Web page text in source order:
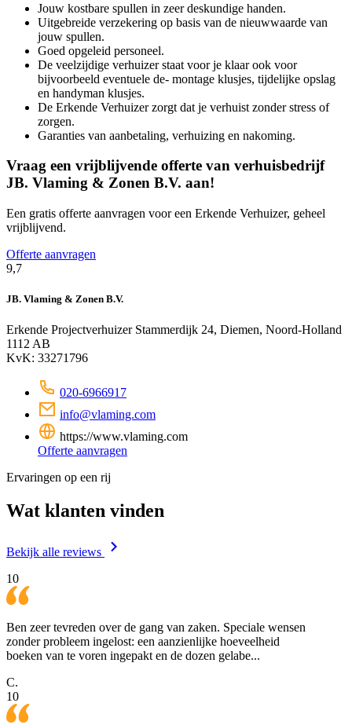
Jouw kostbare spullen in zeer deskundige handen.
Uitgebreide verzekering op basis van de nieuwwaarde van
jouw spullen.
Goed opgeleid personeel.
De veelzijdige verhuizer staat voor je klaar ook voor
bijvoorbeeld eventuele de- montage klusjes, tijdelijke opslag
en handyman klusjes.
De Erkende Verhuizer zorgt dat je verhuist zonder stress of
zorgen.
Garanties van aanbetaling, verhuizing en nakoming.
Vraag een vrijblijvende offerte van verhuisbedrijf
JB. Vlaming & Zonen B.V. aan!
Een gratis offerte aanvragen voor een Erkende Verhuizer, geheel
vrijblijvend.
Offerte aanvragen
9,7
JB. Vlaming & Zonen B.V.
Erkende ProjectverhuizerStammerdijk 24, Diemen, Noord-Holland
1112 AB
KvK: 33271796
020-6966917
info@vlaming.com
https://www.vlaming.com
Offerte aanvragen
Ervaringen op een rij
Wat klanten vinden
Bekijk alle reviews
10
Ben zeer tevreden over de gang van zaken. Speciale wensen
zonder probleem ingelost: een aanzienlijke hoeveelheid
boeken van te voren ingepakt en de dozen gelabe...
C.
10